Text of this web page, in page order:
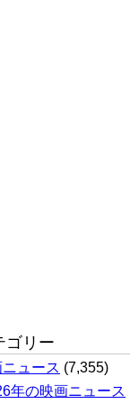
ゴリー
ュース (7,355)
年の映画ニュース